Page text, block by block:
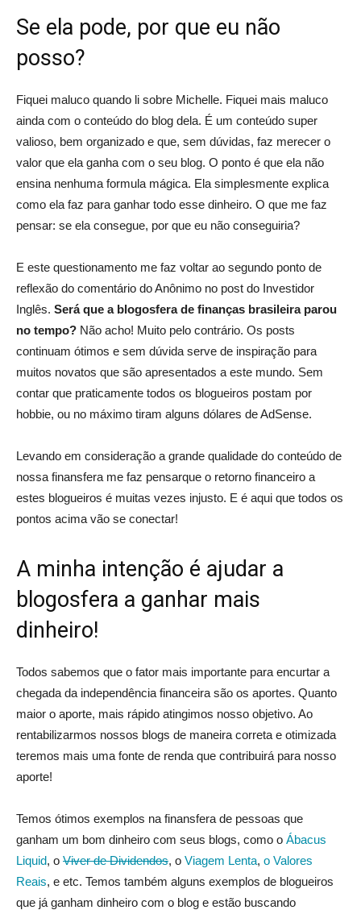
Se ela pode, por que eu não
posso?
Fiquei maluco quando li sobre Michelle. Fiquei mais maluco
ainda com o conteúdo do blog dela. É um conteúdo super
valioso, bem organizado e que, sem dúvidas, faz merecer o
valor que ela ganha com o seu blog. O ponto é que ela não
ensina nenhuma formula mágica. Ela simplesmente explica
como ela faz para ganhar todo esse dinheiro. O que me faz
pensar: se ela consegue, por que eu não conseguiria?
E este questionamento me faz voltar ao segundo ponto de
reflexão do comentário do Anônimo no post do Investidor
Inglês. Será que a blogosfera de finanças brasileira parou
no tempo? Não acho! Muito pelo contrário. Os posts
continuam ótimos e sem dúvida serve de inspiração para
muitos novatos que são apresentados a este mundo. Sem
contar que praticamente todos os blogueiros postam por
hobbie, ou no máximo tiram alguns dólares de AdSense.
Levando em consideração a grande qualidade do conteúdo de
nossa finansfera me faz pensarque o retorno financeiro a
estes blogueiros é muitas vezes injusto. E é aqui que todos os
pontos acima vão se conectar!
A minha intenção é ajudar a
blogosfera a ganhar mais
dinheiro!
Todos sabemos que o fator mais importante para encurtar a
chegada da independência financeira são os aportes. Quanto
maior o aporte, mais rápido atingimos nosso objetivo. Ao
rentabilizarmos nossos blogs de maneira correta e otimizada
teremos mais uma fonte de renda que contribuirá para nosso
aporte!
Temos ótimos exemplos na finansfera de pessoas que
ganham um bom dinheiro com seus blogs, como o Ábacus
Liquid, o Viver de Dividendos, o Viagem Lenta, o Valores
Reais, e etc. Temos também alguns exemplos de blogueiros
que já ganham dinheiro com o blog e estão buscando